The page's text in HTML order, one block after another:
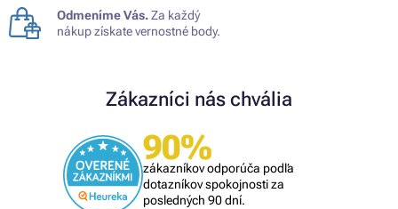
Odmeníme Vás.Za každý
nákup získate vernostné body.
Zákazníci nás chvália
90%
zákazníkov odporúča podľa
dotazníkov spokojnosti za
posledných 90 dní.